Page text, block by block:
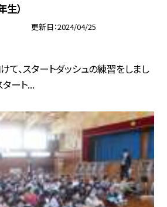
生）
更新日 2024/04/25
、スタートダッシュの練習をしまし
ート...